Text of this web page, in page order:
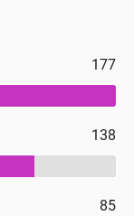
177
138
85